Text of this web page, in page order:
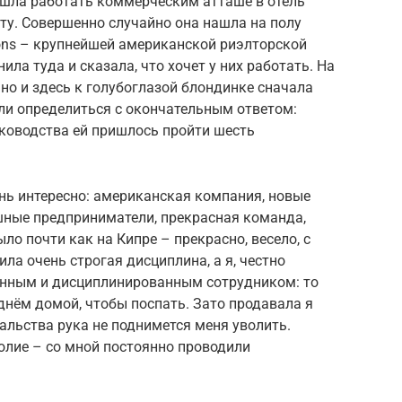
Совершенно случайно она нашла на полу
– крупнейшей американской риэлторской
туда и сказала, что хочет у них работать. На
и здесь к голубоглазой блондинке сначала
определиться с окончательным ответом:
ей пришлось пройти шесть
интересно: американская компания, новые
предприниматели, прекрасная команда,
почти как на Кипре – прекрасно, весело, с
очень строгая дисциплина, а я, честно
и дисциплинированным сотрудником: то
домой, чтобы поспать. Зато продавала я
рука не поднимется меня уволить.
– со мной постоянно проводили